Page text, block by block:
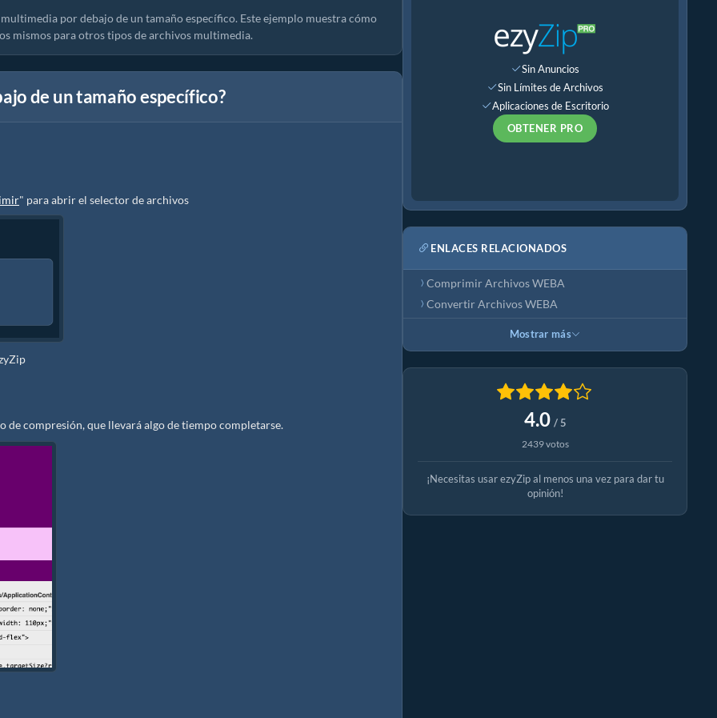
por debajo de un tamaño específico. Este ejemplo muestra cómo
mismos para otros tipos de archivos multimedia.
de un tamaño específico?
" para abrir el selector de archivos
de compresión, que llevará algo de tiempo completarse.
Sin Anuncios
Sin Límites de Archivos
Aplicaciones de Escritorio
OBTENER PRO
ENLACES RELACIONADOS
Comprimir Archivos WEBA
Convertir Archivos WEBA
Mostrar más
4.0 / 5
2439 votos
¡Necesitas usar ezyZip al menos una vez para dar tu
opinión!